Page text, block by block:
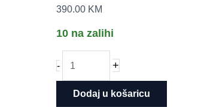
390.00 KM
10 na zalihi
-
SSD
+
Dodaj u košaricu